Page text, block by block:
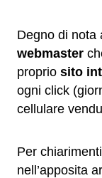
Degno di nota
webmaster
proprio sito
ogni click
cellulare
Per
nell’apposita